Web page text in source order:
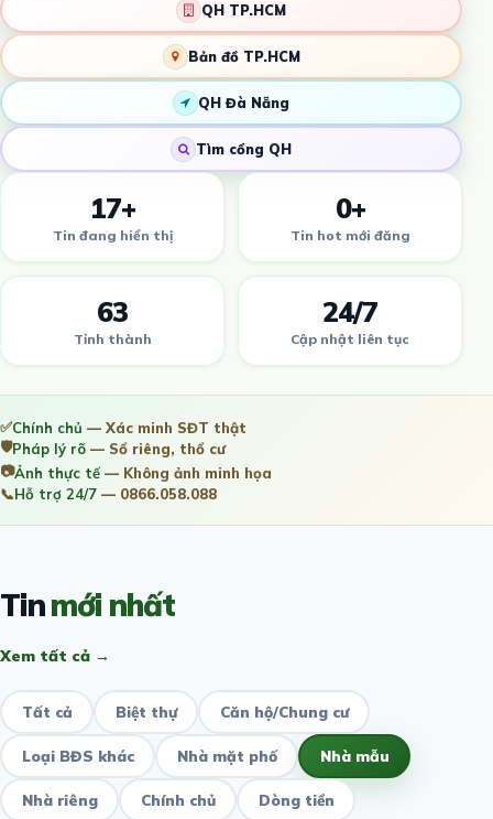
QH TP.HCM
Bản đồ TP.HCM
QH Đà Nẵng
Tìm cổng QH
17+
Tin đang hiển thị
0+
Tin hot mới đăng
63
Tỉnh thành
24/7
Cập nhật liên tục
✅Chính chủ — Xác minh SĐT thật
🛡️Pháp lý rõ — Sổ riêng, thổ cư
📷Ảnh thực tế— Không ảnh minh họa
📞Hỗ trợ 24/7 — 0866.058.088
Tinmới nhất
Xem tất cả →
Tất cả Biệt thự Căn hộ/Chung cư
Loại BĐS khác Nhà mặt phố Nhà mẫu
Nhà riêng Chính chủ Dòng tiền